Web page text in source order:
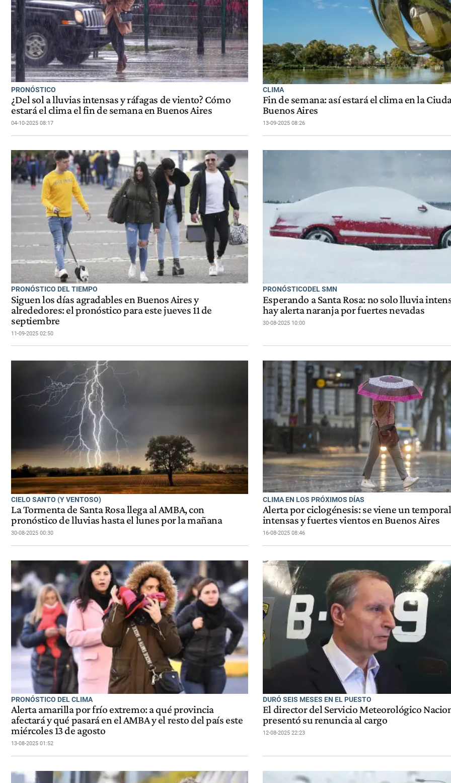
PRONÓSTICO
¿Del sol a lluvias intensas y ráfagas de viento? Cómo
estará el clima el fin de semana en Buenos Aires
04-10-2025 08:17
CLIMA
Fin de semana: así estará el clima en la
Buenos Aires
13-09-2025 08:26
PRONÓSTICO DEL TIEMPO
Siguen los días agradables en Buenos Aires y
alrededores: el pronóstico para este jueves 11 de
septiembre
11-09-2025 02:50
PRONÓSTICODEL SMN
Esperando a Santa Rosa: no solo lluvia
hay alerta naranja por fuertes nevadas
30-08-2025 10:00
CIELO SANTO (Y VENTOSO)
La Tormenta de Santa Rosa llega al AMBA, con
pronóstico de lluvias hasta el lunes por la mañana
30-08-2025 00:30
CLIMA EN LOS PRÓXIMOS DÍAS
Alerta por ciclogénesis: se viene un
intensas y fuertes vientos en Buenos Aires
16-08-2025 08:46
PRONÓSTICO DEL CLIMA
Alerta amarilla por frío extremo: a qué provincia
afectará y qué pasará en el AMBA y el resto del país este
miércoles 13 de agosto
13-08-2025 01:52
DURÓ SEIS MESES EN EL PUESTO
El director del Servicio Meteorológico
presentó su renuncia al cargo
12-08-2025 22:23